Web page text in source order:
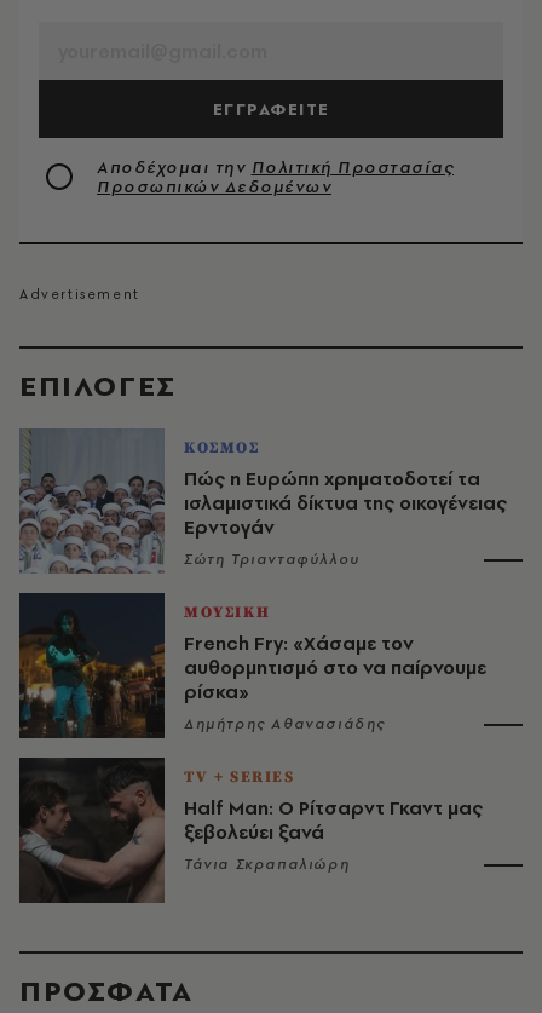
EΠΙΛΟΓΈΣ
ΚΟΣΜΟΣ
Πώς η Ευρώπη χρηματοδοτεί τα
ισλαμιστικά δίκτυα της οικογένειας
Ερντογάν
Σώτη Τριανταφύλλου
ΜΟΥΣΙΚΗ
French Fry: «Χάσαμε τον
αυθορμητισμό στο να παίρνουμε
ρίσκα»
Δημήτρης Αθανασιάδης
TV + SERIES
Half Man: Ο Ρίτσαρντ Γκαντ μας
ξεβολεύει ξανά
Τάνια Σκραπαλιώρη
ΕΓΓΡΑΦΕΙΤΕ
Αποδέχομαι την Πολιτική Προστασίας
Προσωπικών Δεδομένων
ΠΡΟΣΦΑΤΑ